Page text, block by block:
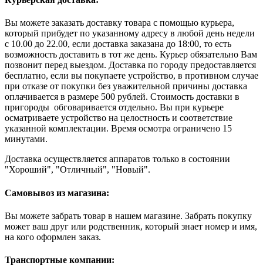
Вы можете заказать доставку товара с помощью курьера,
который прибудет по указанному адресу в любой день недели
с 10.00 до 22.00, если доставка заказана до 18:00, то есть
возможность доставить в тот же день. Курьер обязательно Вам
позвонит перед выездом. Доставка по городу предоставляется
бесплатно, если вы покупаете устройство, в противном случае
при отказе от покупки без уважительной причины доставка
оплачивается в размере 500 рублей. Стоимость доставки в
пригороды обговаривается отдельно. Вы при курьере
осматриваете устройство на целостность и соответствие
указанной комплектации. Время осмотра ограничено 15
минутами.
Доставка осуществляется аппаратов только в состоянии
"Хороший", "Отличный", "Новый".
Самовывоз из магазина:
Вы можете забрать товар в нашем магазине. Забрать покупку
может ваш друг или родственник, который знает номер и имя,
на кого оформлен заказ.
Транспортные компании: